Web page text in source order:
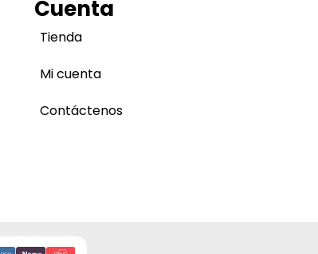
Cuenta
Tienda
Mi cuenta
Contáctenos